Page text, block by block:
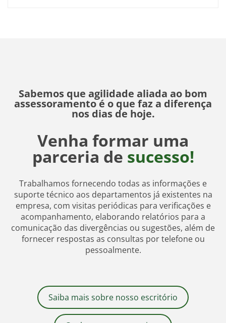
Sabemos que agilidade aliada ao bom
assessoramento é o que faz a diferença
nos dias de hoje.
Venha formar uma
parceria de sucesso!
Trabalhamos fornecendo todas as informações e
suporte técnico aos departamentos já existentes na
empresa, com visitas periódicas para verificações e
acompanhamento, elaborando relatórios para a
comunicação das divergências ou sugestões, além de
fornecer respostas as consultas por telefone ou
pessoalmente.
Saiba mais sobre nosso escritório